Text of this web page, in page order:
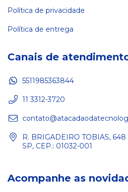
Política de privacidade
Política de entrega
Canais de
5511985363844
11 3312-3720
R. BRIGADEIRO TOBIAS,
SP, CEP.: 01032-001
Acompanhe as